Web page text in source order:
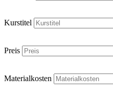
Kurstitel
Preis
Materialkosten